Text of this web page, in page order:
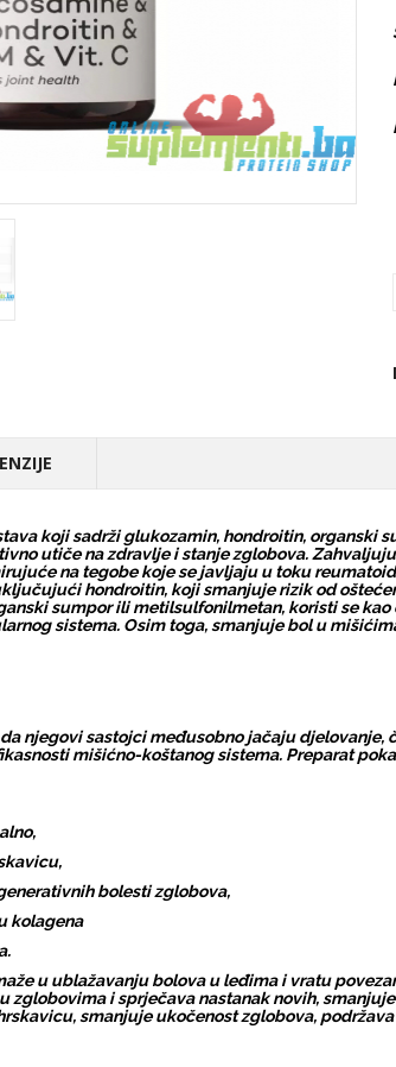
koji sadrži glukozamin, hondroitin, organski
utiče na zdravlje i stanje zglobova.
na tegobe koje se javljaju u toku
hondroitin, koji smanjuje rizik od
sumpor ili metilsulfonilmetan, koristi se
sistema. Osim toga, smanjuje bol u
njegovi sastojci međusobno jačaju djelovanje,
mišićno-koštanog sistema. Preparat
bolesti zglobova,
kolagena
u ublažavanju bolova u leđima i vratu
zglobovima i sprječava nastanak novih,
smanjuje ukočenost zglobova,